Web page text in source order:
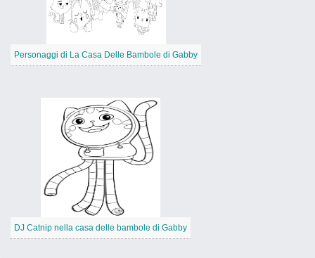
Personaggi di La Casa Delle Bambole di Gabby
DJ Catnip nella casa delle bambole di Gabby